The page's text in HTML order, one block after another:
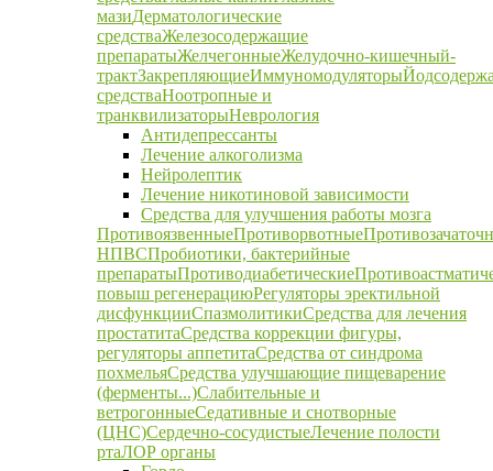
мазиДерматологические
средстваЖелезосодержащие
препаратыЖелчегонныеЖелудочно-кишечный-
трактЗакрепляющиеИммуномодуляторы
средстваНоотропные и
транквилизаторыНеврология
Антидепрессанты
Лечение алкоголизма
Нейролептик
Лечение никотиновой зависимости
Средства для улучшения работы мозга
ПротивоязвенныеПротиворвотные
НПВСПробиотики, бактерийные
препаратыПротиводиабетические
повыш регенерациюРегуляторы эректильной
дисфункцииСпазмолитикиСредства для лечения
простатитаСредства коррекции фигуры,
регуляторы аппетитаСредства от синдрома
похмельяСредства улучшающие пищеварение
(ферменты...)Слабительные и
ветрогонныеСедативные и снотворные
(ЦНС)Сердечно-сосудистыеЛечение полости
ртаЛОР органы